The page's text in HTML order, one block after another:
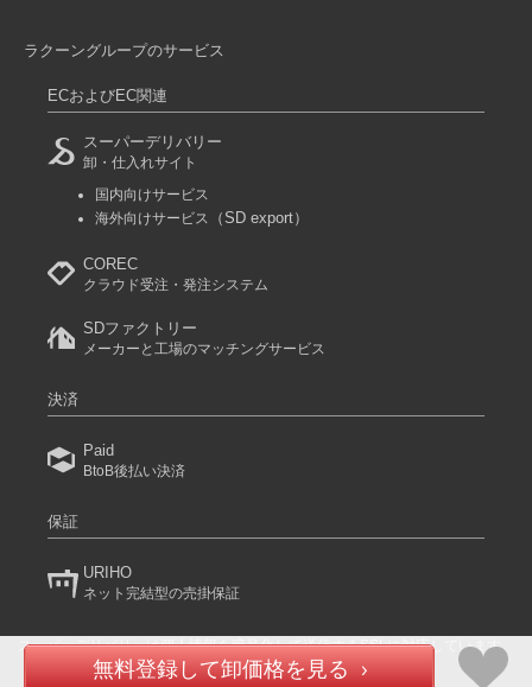
無料登録して卸価格を見る
ラクーングループのサービス
ECおよびEC関連
スーパーデリバリー
卸・仕入れサイト
国内向けサービス
海外向けサービス
（SD export）
COREC
クラウド受注・発注システム
SDファクトリー
メーカーと工場のマッチングサービス
決済
Paid
BtoB後払い決済
保証
URIHO
ネット完結型の売掛保証
スーパーデリバリーは個人情報を暗号化して送信するSSLに対応しています。
(C) 2024 RACCOON COMMERCE, Inc. All rights reserved.